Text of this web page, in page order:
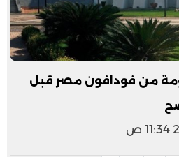
من فودافون مصر قبل